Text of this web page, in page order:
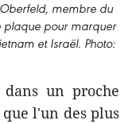
membre du
plaque pour marquer
et Israël. Photo:
un proche
l'un des plus